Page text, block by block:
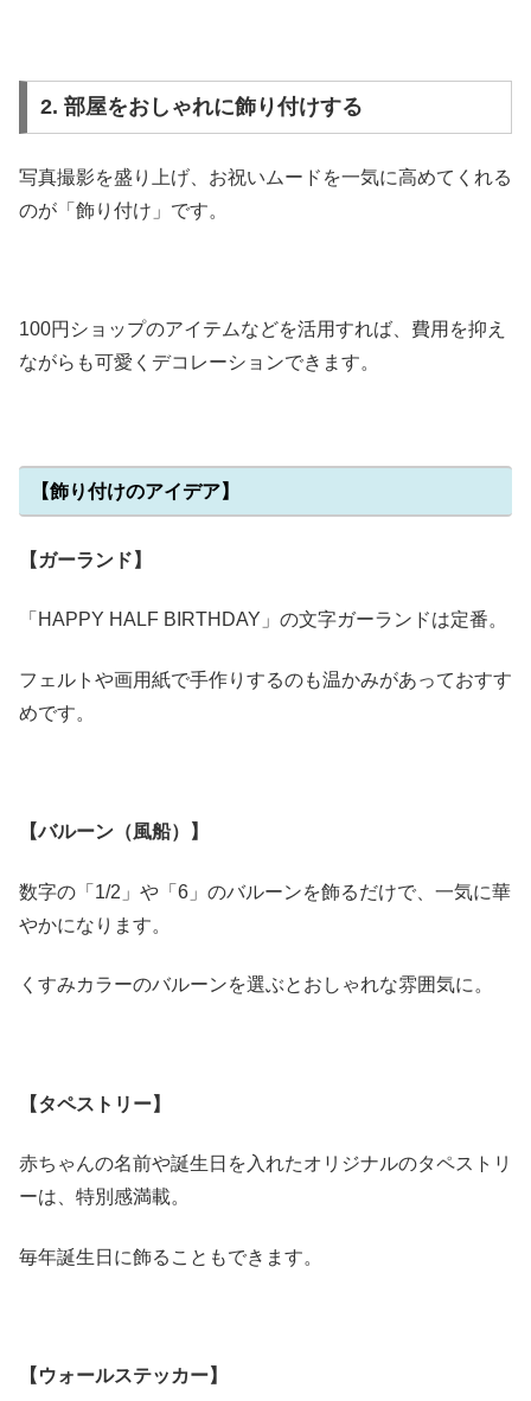
2. 部屋をおしゃれに飾り付けする
写真撮影を盛り上げ、お祝いムードを一気に高めてくれる
のが「飾り付け」です。
100円ショップのアイテムなどを活用すれば、費用を抑え
ながらも可愛くデコレーションできます。
【飾り付けのアイデア】
【ガーランド】
「HAPPY HALF BIRTHDAY」の文字ガーランドは定番。
フェルトや画用紙で手作りするのも温かみがあっておすす
めです。
【バルーン（風船）】
数字の「1/2」や「6」のバルーンを飾るだけで、一気に華
やかになります。
くすみカラーのバルーンを選ぶとおしゃれな雰囲気に。
【タペストリー】
赤ちゃんの名前や誕生日を入れたオリジナルのタペストリ
ーは、特別感満載。
毎年誕生日に飾ることもできます。
【ウォールステッカー】